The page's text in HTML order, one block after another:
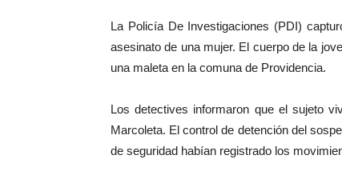
La Policía De Investigaciones (PDI)
asesinato de una mujer. El cuerpo de la
una maleta en la comuna de Providencia.
Los detectives informaron que el sujeto
Marcoleta. El control de detención del
de seguridad habían registrado los